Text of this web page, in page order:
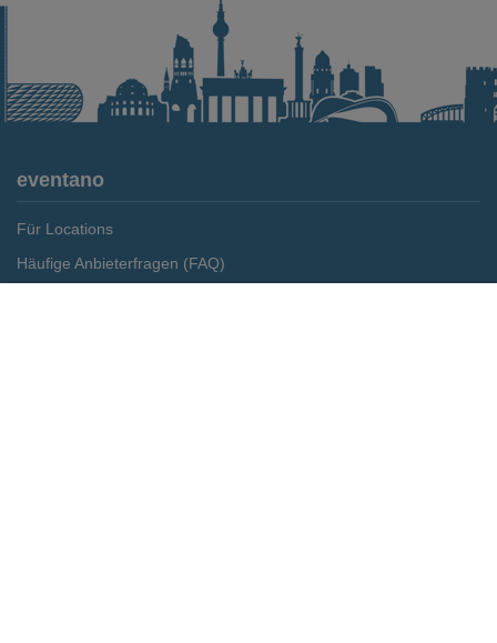
eventano
Für Locations
Häufige Anbieterfragen (FAQ)